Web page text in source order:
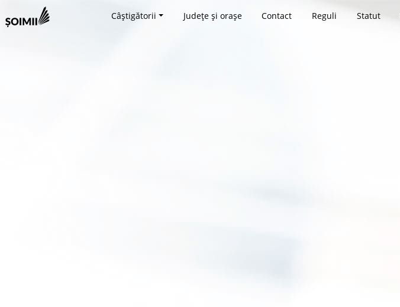
Câștigătorii Județe și orașe Contact Reguli Statut